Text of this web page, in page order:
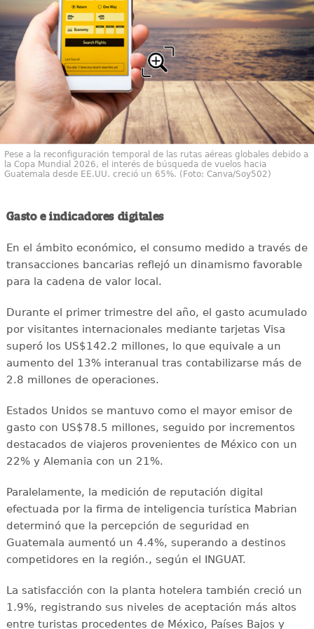
Pese a la reconfiguración temporal de las rutas aéreas globales debido a
la Copa Mundial 2026, el interés de búsqueda de vuelos hacia
Guatemala desde EE.UU. creció un 65%. (Foto: Canva/Soy502)
Gasto e indicadores digitales
En el ámbito económico, el consumo medido a través de
transacciones bancarias reflejó un dinamismo favorable
para la cadena de valor local.
Durante el primer trimestre del año, el gasto acumulado
por visitantes internacionales mediante tarjetas Visa
superó los US$142.2 millones, lo que equivale a un
aumento del 13% interanual tras contabilizarse más de
2.8 millones de operaciones.
Estados Unidos se mantuvo como el mayor emisor de
gasto con US$78.5 millones, seguido por incrementos
destacados de viajeros provenientes de México con un
22% y Alemania con un 21%.
Paralelamente, la medición de reputación digital
efectuada por la firma de inteligencia turística Mabrian
determinó que la percepción de seguridad en
Guatemala aumentó un 4.4%, superando a destinos
competidores en la región., según el INGUAT.
La satisfacción con la planta hotelera también creció un
1.9%, registrando sus niveles de aceptación más altos
entre turistas procedentes de México, Países Bajos y